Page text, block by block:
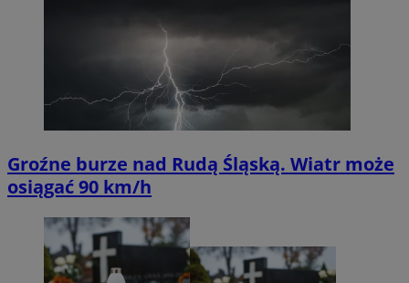
Groźne burze nad Rudą Śląską. Wiatr może
osiągać 90 km/h